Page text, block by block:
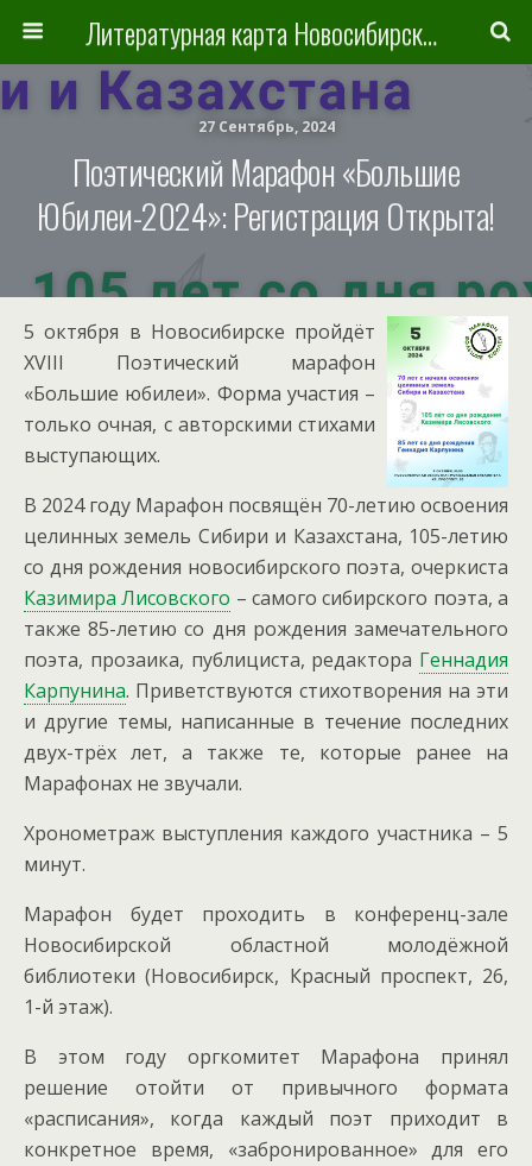
Литературная карта Новосибирска и Новосибирской области
27 Сентябрь, 2024
Поэтический Марафон «Большие
Юбилеи-2024»: Регистрация Открыта!
5 октября в Новосибирске пройдёт
XVIII Поэтический марафон
«Большие юбилеи». Форма участия –
только очная, с авторскими стихами
выступающих.
В 2024 году Марафон посвящён 70-летию освоения
целинных земель Сибири и Казахстана, 105-летию
со дня рождения новосибирского поэта, очеркиста
Казимира Лисовского – самого сибирского поэта, а
также 85-летию со дня рождения замечательного
поэта, прозаика, публициста, редактора Геннадия
Карпунина. Приветствуются стихотворения на эти
и другие темы, написанные в течение последних
двух-трёх лет, а также те, которые ранее на
Марафонах не звучали.
Хронометраж выступления каждого участника – 5
минут.
Марафон будет проходить в конференц-зале
Новосибирской областной молодёжной
библиотеки (Новосибирск, Красный проспект, 26,
1-й этаж).
В этом году оргкомитет Марафона принял
решение отойти от привычного формата
«расписания», когда каждый поэт приходит в
конкретное время, «забронированное» для его